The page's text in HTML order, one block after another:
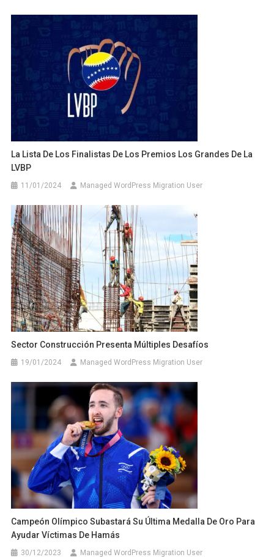
La Lista De Los Finalistas De Los Premios Los Grandes De La
LVBP
11/01/2024 Managed WordPress Migration User
Sector Construcción Presenta Múltiples Desafíos
19/01/2024 Managed WordPress Migration User
Campeón Olímpico Subastará Su Última Medalla De Oro Para
Ayudar Víctimas De Hamás
30/12/2023 Managed WordPress Migration User